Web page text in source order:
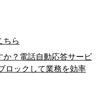
ちら
か？電話自動応答サービ
ロックして業務を効率